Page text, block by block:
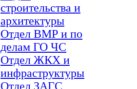
строительства и
архитектуры
Отдел ВМР и по
делам ГО ЧС
Отдел ЖКХ и
инфраструктуры
Отдел ЗАГС